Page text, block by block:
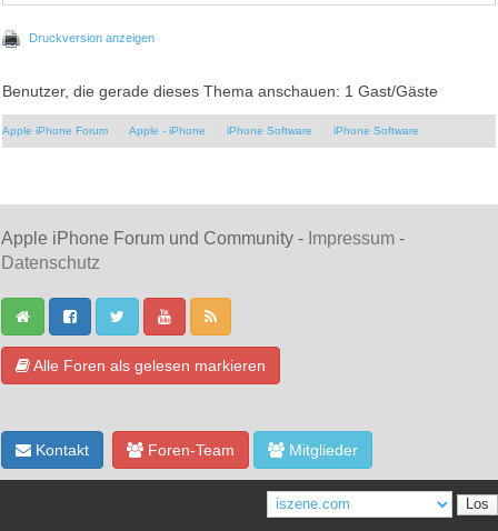
Druckversion anzeigen
Benutzer, die gerade dieses Thema anschauen: 1 Gast/Gäste
Apple iPhone Forum Apple - iPhone iPhone Software iPhone Software
Apple iPhone Forum und Community - Impressum -
Datenschutz
Alle Foren als gelesen markieren
Kontakt Foren-Team Mitglieder